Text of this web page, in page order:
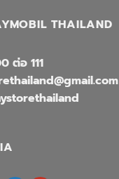
THAILAND
ต่อ 111